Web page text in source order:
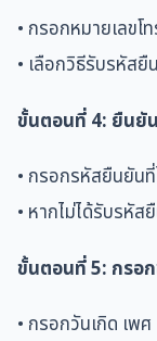
• กรอกหมายเลข
• เลือกวิธีรับรหัส
ขั้นตอนที่ 4: ยืนยั
• กรอกรหัสยืนยัน
• หากไม่ได้รับรหั
ขั้นตอนที่ 5: กรอ
• กรอกวันเกิด เพ